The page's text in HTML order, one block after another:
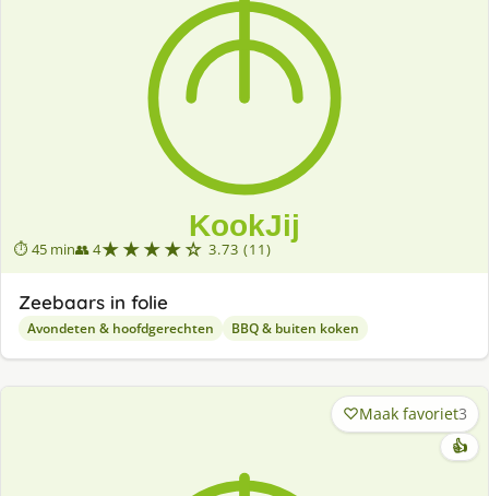
⏱ 45 min👥 4★★★★☆ 3.73 (11)
Zeebaars in folie
Avondeten & hoofdgerechten BBQ & buiten koken
Maak favoriet3
👍